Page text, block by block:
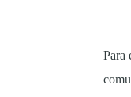
Para